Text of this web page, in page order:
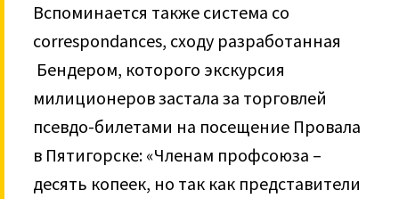
Вспоминается также система со
correspondances, сходу разработанная
Бендером, которого экскурсия
милиционеров застала за торговлей
псевдо-билетами на посещение Провала
в Пятигорске: «Членам профсоюза –
десять копеек, но так как представители